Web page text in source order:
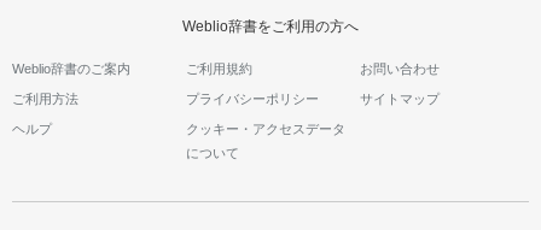
Weblio辞書をご利用の方へ
Weblio辞書のご案内 ご利用規約 お問い合わせ
ご利用方法 プライバシーポリシー サイトマップ
ヘルプ
クッキー・アクセスデータ
について